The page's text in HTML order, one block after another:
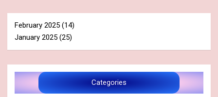
February 2025 (14)
January 2025 (25)
Categories